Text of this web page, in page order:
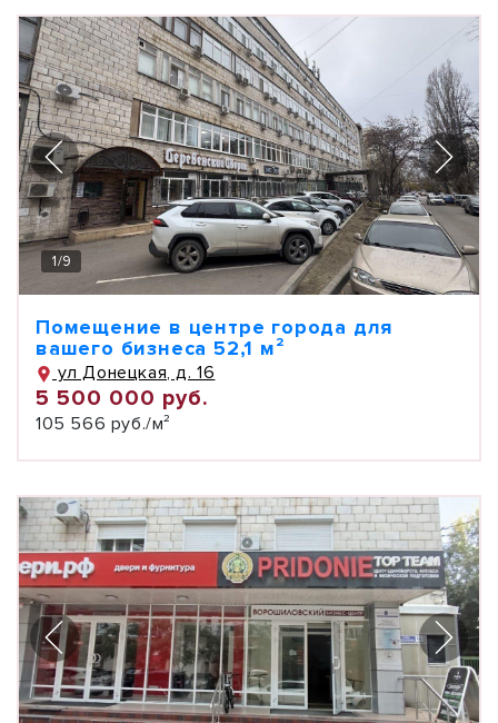
1/9
Помещение в центре города для
вашего бизнеса 52,1 м²
ул Донецкая, д. 16
5 500 000 руб.
105 566 руб./м²